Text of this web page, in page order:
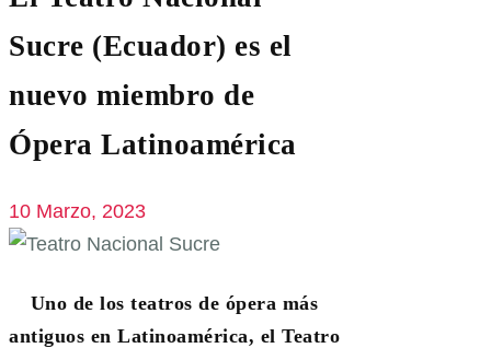
Sucre (Ecuador) es el
nuevo miembro de
Ópera Latinoamérica
10 Marzo, 2023
Uno de los teatros de ópera más
antiguos en Latinoamérica, el Teatro